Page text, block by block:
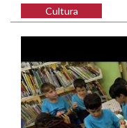
Cultura